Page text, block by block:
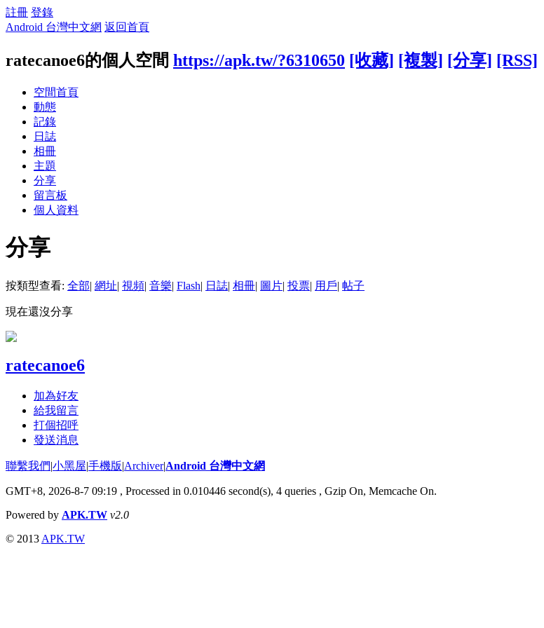
註冊 登錄
Android 台灣中文網 返回首頁
ratecanoe6的個人空間 https://apk.tw/?6310650 [收藏] [複製] [分享] [RSS]
空間首頁
動態
記錄
日誌
相冊
主題
分享
留言板
個人資料
分享
按類型查看: 全部| 網址| 視頻| 音樂| Flash| 日誌| 相冊| 圖片| 投票| 用戶| 帖子
現在還沒分享
ratecanoe6
加為好友
給我留言
打個招呼
發送消息
聯繫我們|小黑屋|手機版|Archiver|Android 台灣中文網
GMT+8, 2026-8-7 09:19 , Processed in 0.010446 second(s), 4 queries , Gzip On, Memcache On.
Powered by APK.TW v2.0
© 2013 APK.TW